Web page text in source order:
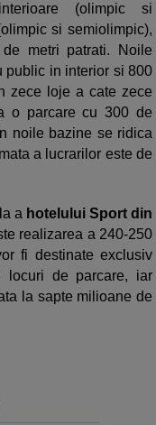
(olimpic si
si semiolimpic),
metri patrati. Noile
public in interior si 800
zece loje a cate zece
o parcare cu 300 de
noile bazine se ridica
a lucrarilor este de
a hotelului Sport din
realizarea a 240-250
fi destinate exclusiv
de parcare, iar
la sapte milioane de